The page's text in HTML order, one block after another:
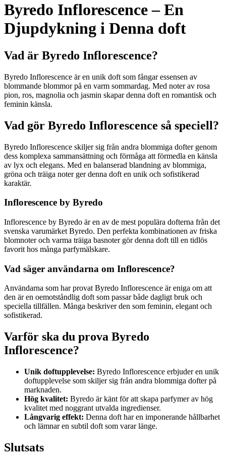
Byredo Inflorescence – En
Djupdykning i Denna doft
Vad är Byredo Inflorescence?
Byredo Inflorescence är en unik doft som fångar essensen av
blommande blommor på en varm sommardag. Med noter av rosa
pion, ros, magnolia och jasmin skapar denna doft en romantisk och
feminin känsla.
Vad gör Byredo Inflorescence så speciell?
Byredo Inflorescence skiljer sig från andra blommiga dofter genom
dess komplexa sammansättning och förmåga att förmedla en känsla
av lyx och elegans. Med en balanserad blandning av blommiga,
gröna och träiga noter ger denna doft en unik och sofistikerad
karaktär.
Inflorescence by Byredo
Inflorescence by Byredo är en av de mest populära dofterna från det
svenska varumärket Byredo. Den perfekta kombinationen av friska
blomnoter och varma träiga basnoter gör denna doft till en tidlös
favorit hos många parfymälskare.
Vad säger användarna om Inflorescence?
Användarna som har provat Byredo Inflorescence är eniga om att
den är en oemotståndlig doft som passar både dagligt bruk och
speciella tillfällen. Många beskriver den som feminin, elegant och
sofistikerad.
Varför ska du prova Byredo
Inflorescence?
Unik doftupplevelse: Byredo Inflorescence erbjuder en unik
doftupplevelse som skiljer sig från andra blommiga dofter på
marknaden.
Hög kvalitet: Byredo är känt för att skapa parfymer av hög
kvalitet med noggrant utvalda ingredienser.
Långvarig effekt: Denna doft har en imponerande hållbarhet
och lämnar en subtil doft som varar länge.
Slutsats